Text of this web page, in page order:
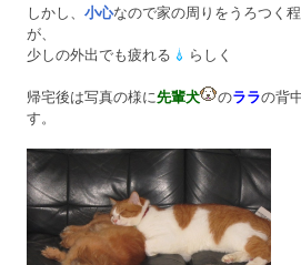
しかし、 小心なので家の周りをうろつく
が、
少しの外出でも疲れる
らしく
帰宅後は写真の様に先輩犬 のララの背
す。